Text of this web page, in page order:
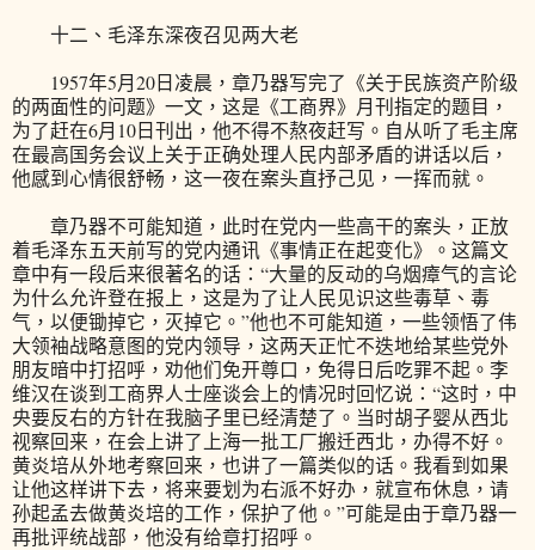
十二、毛泽东深夜召见两大老
1957年5月20日凌晨，章乃器写完了《关于民族资产阶级
的两面性的问题》一文，这是《工商界》月刊指定的题目，
为了赶在6月10日刊出，他不得不熬夜赶写。自从听了毛主席
在最高国务会议上关于正确处理人民内部矛盾的讲话以后，
他感到心情很舒畅，这一夜在案头直抒己见，一挥而就。
章乃器不可能知道，此时在党内一些高干的案头，正放
着毛泽东五天前写的党内通讯《事情正在起变化》。这篇文
章中有一段后来很著名的话：“大量的反动的乌烟瘴气的言论
为什么允许登在报上，这是为了让人民见识这些毒草、毒
气，以便锄掉它，灭掉它。”他也不可能知道，一些领悟了伟
大领袖战略意图的党内领导，这两天正忙不迭地给某些党外
朋友暗中打招呼，劝他们免开尊口，免得日后吃罪不起。李
维汉在谈到工商界人士座谈会上的情况时回忆说：“这时，中
央要反右的方针在我脑子里已经清楚了。当时胡子婴从西北
视察回来，在会上讲了上海一批工厂搬迁西北，办得不好。
黄炎培从外地考察回来，也讲了一篇类似的话。我看到如果
让他这样讲下去，将来要划为右派不好办，就宣布休息，请
孙起孟去做黄炎培的工作，保护了他。”可能是由于章乃器一
再批评统战部，他没有给章打招呼。